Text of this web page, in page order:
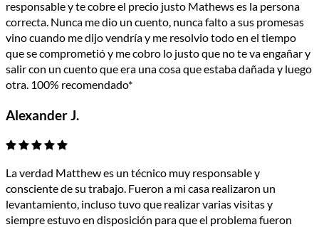
responsable y te cobre el precio justo Mathews es la persona
correcta. Nunca me dio un cuento, nunca falto a sus promesas
vino cuando me dijo vendría y me resolvio todo en el tiempo
que se comprometió y me cobro lo justo que no te va engañar y
salir con un cuento que era una cosa que estaba dañada y luego
otra. 100% recomendado*
Alexander J.
La verdad Matthew es un técnico muy responsable y
consciente de su trabajo. Fueron a mi casa realizaron un
levantamiento, incluso tuvo que realizar varias visitas y
siempre estuvo en disposición para que el problema fueron